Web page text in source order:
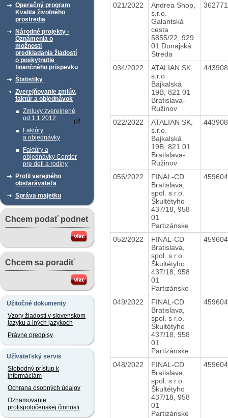
Operačný program
Kvalita životného
prostredia
Národné projekty -
Oznámenia o
možnosti
predkladania žiadostí
o poskytnutie
finančného príspevku
Štatistiky
Zverejňovanie zmlúv,
faktúr a objednávok
Zmluvy zverejnené
od 1.1.2012
Faktúry
a objednávky
Faktúry a
objednávky Centier
pre deti a rodiny
Profil verejného
obstarávateľa
Správa majetku
Chcem podať podnet
Chcem sa poradiť
Užitočné dokumenty
Vzory žiadostí v slovenskom
jazyku a iných jazykoch
Právne predpisy
Užívateľský servis
Slobodný prístup k
informáciám
Ochrana osobných údajov
Oznamovanie
protispoločenskej činnosti
021/2022
Andrea Shop,
s.r.o.
Galantská
cesta
5855/22, 929
01 Dunajská
Streda
034/2022
ATALIAN SK,
s.r.o.
Bajkalská
19B, 821 01
Bratislava-
Ružinov
022/2022
ATALIAN SK,
s.r.o.
Bajkalská
19B, 821 01
Bratislava-
Ružinov
056/2022
FINAL-CD
Bratislava,
spol. s r.o.
Škultétyho
437/18, 958
01
Partizánske
052/2022
FINAL-CD
Bratislava,
spol. s r.o.
Škultétyho
437/18, 958
01
Partizánske
049/2022
FINAL-CD
Bratislava,
spol. s r.o.
Škultétyho
437/18, 958
01
Partizánske
048/2022
FINAL-CD
Bratislava,
spol. s r.o.
Škultétyho
437/18, 958
01
Partizánske